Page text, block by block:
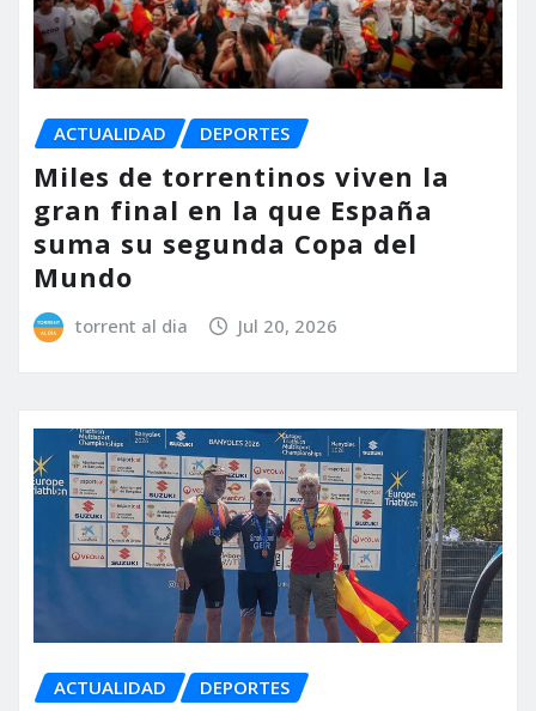
ACTUALIDAD DEPORTES
Miles de torrentinos viven la
gran final en la que España
suma su segunda Copa del
Mundo
torrent al dia Jul 20, 2026
ACTUALIDAD DEPORTES